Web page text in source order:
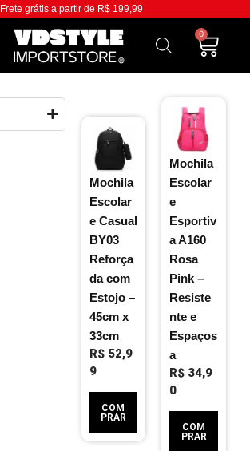
Frete grátis a partir de R$ 199,99
0
Mochila
Escolar
e Casual
BY03
Reforça
da com
Estojo –
45cm x
33cm
R$52,9
9
COM
PRAR
Mochila
Escolar
e
Esportiv
a A160
Rosa
Pink –
Resiste
nte e
Espaços
a
R$ 34,9
0
COM
PRAR